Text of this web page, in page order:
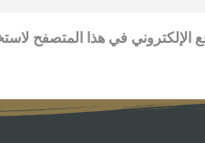
الإلكتروني في هذا المتصفح